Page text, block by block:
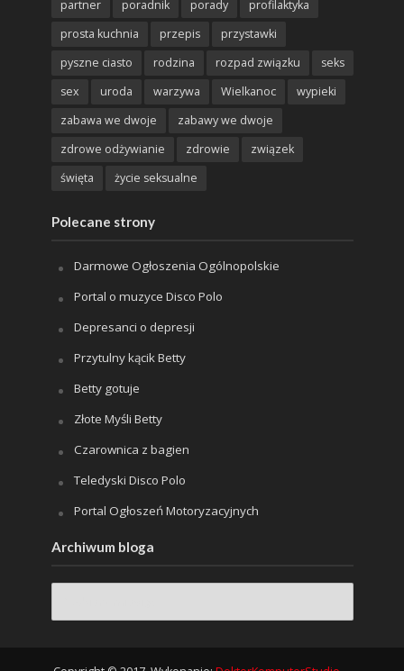
partner
poradnik porady
profilaktyka
prosta kuchnia
przepis
przystawki
pyszne ciasto
rodzina rozpad związku
seks
sex
uroda warzywa Wielkanoc
wypieki
zabawa we dwoje
zabawy we dwoje
zdrowe odżywianie
zdrowie
związek
święta
życie seksualne
Polecane strony
Darmowe Ogłoszenia Ogólnopolskie
Portal o muzyce Disco Polo
Depresanci o depresji
Przytulny kącik Betty
Betty gotuje
Złote Myśli Betty
Czarownica z bagien
Teledyski Disco Polo
Portal Ogłoszeń Motoryzacyjnych
Archiwum bloga
Archiwum